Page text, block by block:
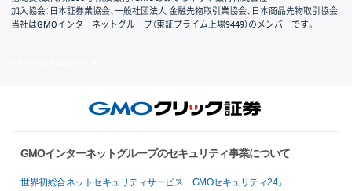
加入協会：日本証券業協会、一般社団法人 金融先物取引業協会、日本商品先物取引協会
当社はGMOインターネットグループ（東証プライム上場9449）のメンバーです。
GMOインターネットグループのセキュリティ事業について
世界初総合ネットセキュリティサービス「GMOセキュリティ24」